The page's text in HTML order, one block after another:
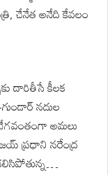
చేనేత అనేది కేవలం
దారితీసే కీలక
నదుల
అమలు
ప్రధాని నరేంద్ర